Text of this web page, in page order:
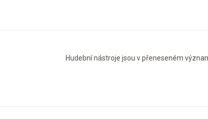
Hudební nástroje jsou v přeneseném